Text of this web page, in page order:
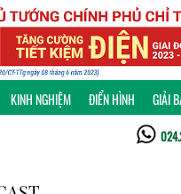
KINH NGHIỆM ĐIỂN HÌNH GIẢI